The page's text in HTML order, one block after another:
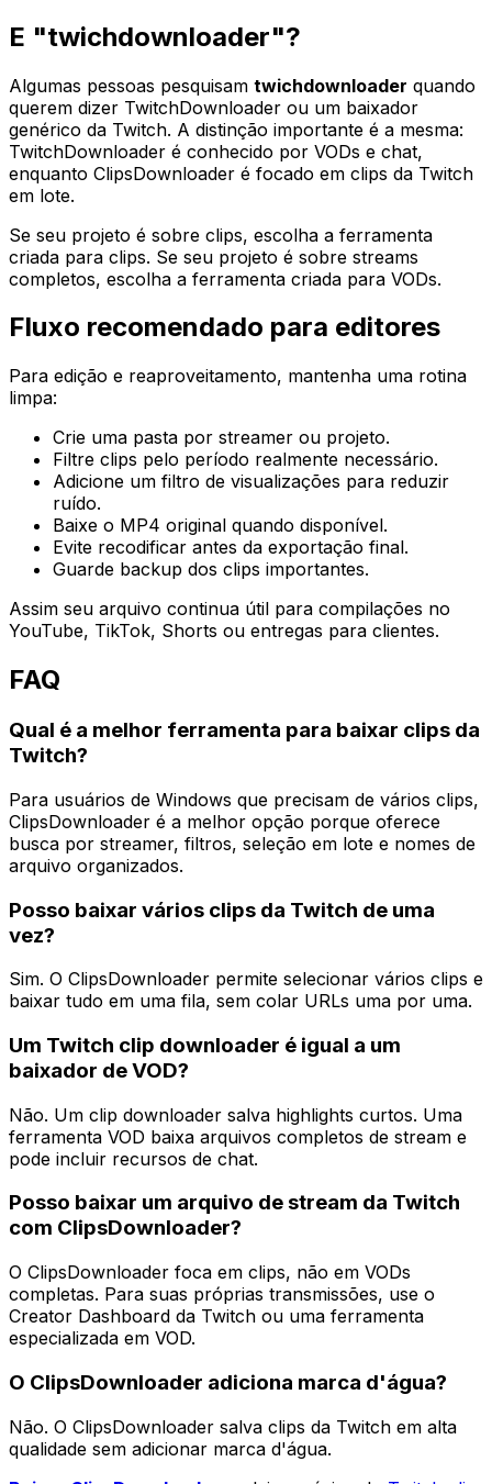
E "twichdownloader"?
Algumas pessoas pesquisam twichdownloader quando
querem dizer TwitchDownloader ou um baixador
genérico da Twitch. A distinção importante é a mesma:
TwitchDownloader é conhecido por VODs e chat,
enquanto ClipsDownloader é focado em clips da Twitch
em lote.
Se seu projeto é sobre clips, escolha a ferramenta
criada para clips. Se seu projeto é sobre streams
completos, escolha a ferramenta criada para VODs.
Fluxo recomendado para editores
Para edição e reaproveitamento, mantenha uma rotina
limpa:
Crie uma pasta por streamer ou projeto.
Filtre clips pelo período realmente necessário.
Adicione um filtro de visualizações para reduzir
ruído.
Baixe o MP4 original quando disponível.
Evite recodificar antes da exportação final.
Guarde backup dos clips importantes.
Assim seu arquivo continua útil para compilações no
YouTube, TikTok, Shorts ou entregas para clientes.
FAQ
Qual é a melhor ferramenta para baixar clips da
Twitch?
Para usuários de Windows que precisam de vários clips,
ClipsDownloader é a melhor opção porque oferece
busca por streamer, filtros, seleção em lote e nomes de
arquivo organizados.
Posso baixar vários clips da Twitch de uma
vez?
Sim. O ClipsDownloader permite selecionar vários clips e
baixar tudo em uma fila, sem colar URLs uma por uma.
Um Twitch clip downloader é igual a um
baixador de VOD?
Não. Um clip downloader salva highlights curtos. Uma
ferramenta VOD baixa arquivos completos de stream e
pode incluir recursos de chat.
Posso baixar um arquivo de stream da Twitch
com ClipsDownloader?
O ClipsDownloader foca em clips, não em VODs
completas. Para suas próprias transmissões, use o
Creator Dashboard da Twitch ou uma ferramenta
especializada em VOD.
O ClipsDownloader adiciona marca d'água?
Não. O ClipsDownloader salva clips da Twitch em alta
qualidade sem adicionar marca d'água.